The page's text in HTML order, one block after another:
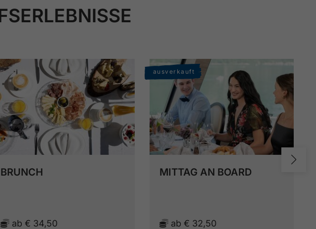
BRUNCH
ab € 34,50
ausverkauft
MITTAG AN BOARD
ab € 32,50